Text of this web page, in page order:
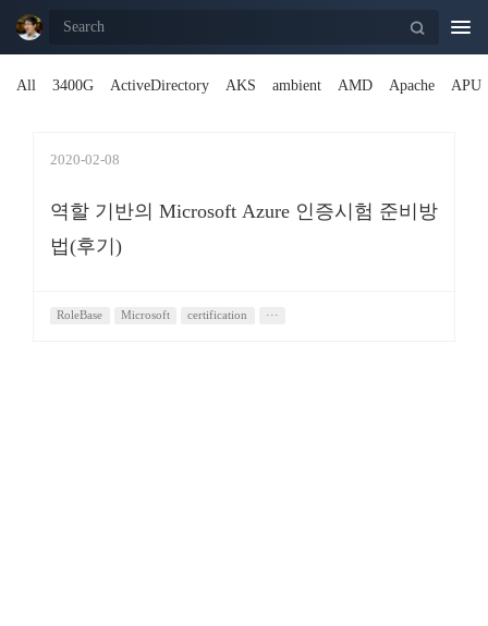
All
3400G ActiveDirectory AKS ambient AMD Apache APU
2020-02-08
역할 기반의 Microsoft Azure 인증시험 준비방
법(후기)
RoleBase Microsoft certification ···